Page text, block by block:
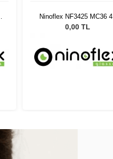
Ninoflex NF3425 MC36 40
14 128
0,00 TL